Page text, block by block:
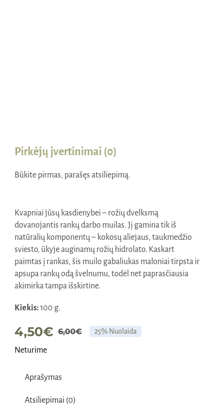
Pirkėjų įvertinimai (0)
Būkite pirmas, parašęs atsiliepimą.
Kvapniai jūsų kasdienybei – rožių dvelksmą
dovanojantis rankų darbo muilas. Jį gamina tik iš
natūralių komponentų – kokosų aliejaus, taukmedžio
sviesto, ūkyje auginamų rožių hidrolato. Kaskart
paimtas į rankas, šis muilo gabaliukas maloniai tirpsta ir
apsupa rankų odą švelnumu, todėl net paprasčiausia
akimirka tampa išskirtine.
Kiekis:100 g.
6,00€Original
4,50€
Current
25% Nuolaida
Neturime
Aprašymas
Atsiliepimai (0)